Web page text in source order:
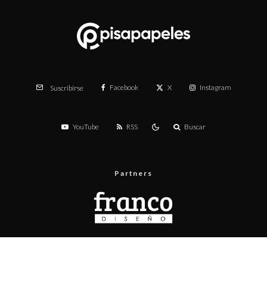
Suscribirse Facebook X Instagram
YouTube RSS Buscar
Partners